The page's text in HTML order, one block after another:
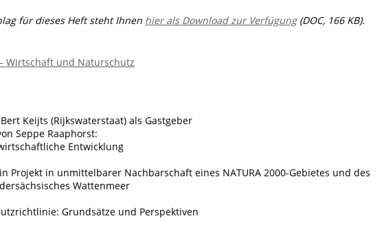
für dieses Heft steht Ihnen hier als Download zur Verfügung(DOC, 166 KB).
Wirtschaft und Naturschutz
Keijts (Rijkswaterstaat) als Gastgeber
Seppe Raaphorst:
Entwicklung
Projekt in unmittelbarer Nachbarschaft eines NATURA 2000-Gebietes und des
Wattenmeer
Grundsätze und Perspektiven